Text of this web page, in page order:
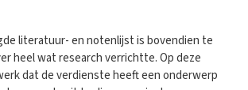
literatuur- en notenlijst is bovendien te
heel wat research verrichtte. Op deze
dat de verdienste heeft een onderwerp